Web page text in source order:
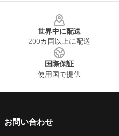
世界中に配送
200カ国以上に配送
国際保証
使用国で提供
お問い合わせ